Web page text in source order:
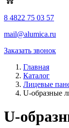
8 4822 75 03 57
mail@alumica.ru
Заказать звонок
Главная
Каталог
Лицевые
U-образные
U-